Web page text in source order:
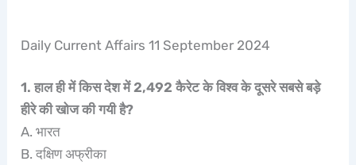
Daily Current Affairs 11 September 2024
1. हाल ही में किस देश में 2,492 कैरेट के विश्व के दूसरे सबसे बड़े
हीरे की खोज की गयी है?
A. भारत
B. दक्षिण अफ्रीका